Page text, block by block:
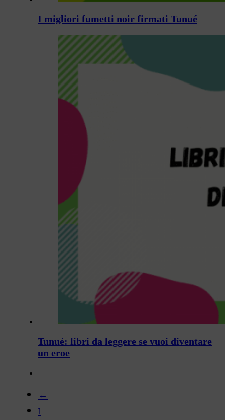
I migliori fumetti noir firmati Tunué
Tunué: libri da leggere se vuoi diventare
un eroe
←
1